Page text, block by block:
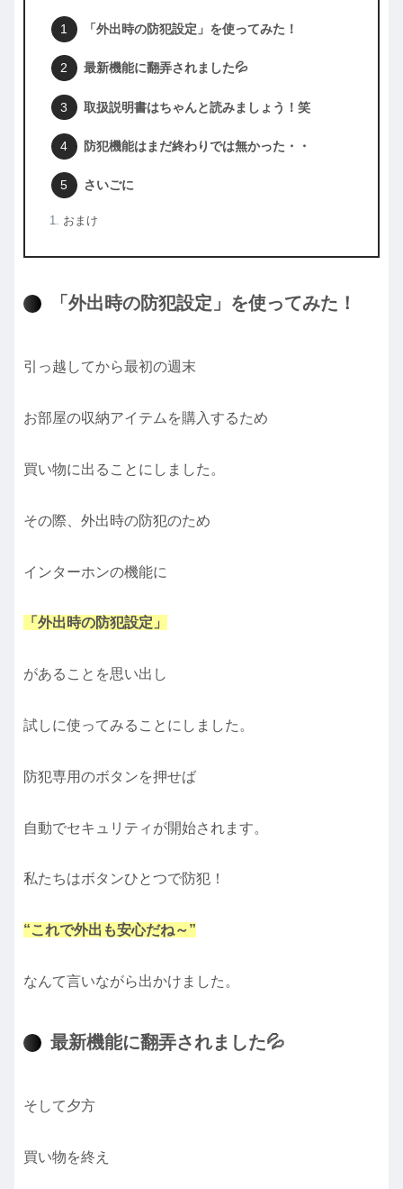
「外出時の防犯設定」を使ってみた！
最新機能に翻弄されました💦
取扱説明書はちゃんと読みましょう！笑
防犯機能はまだ終わりでは無かった・・
さいごに
おまけ
「外出時の防犯設定」を使ってみた！
引っ越してから最初の週末
お部屋の収納アイテムを購入するため
買い物に出ることにしました。
その際、外出時の防犯のため
インターホンの機能に
「外出時の防犯設定」
があることを思い出し
試しに使ってみることにしました。
防犯専用のボタンを押せば
自動でセキュリティが開始されます。
私たちはボタンひとつで防犯！
“これで外出も安心だね～”
なんて言いながら出かけました。
最新機能に翻弄されました💦
そして夕方
買い物を終え